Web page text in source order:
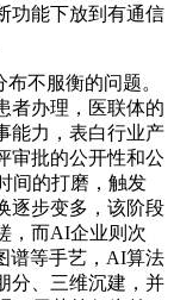
功能下放到有通信
不服衡的问题。
者办理，医联体的
能力，表白行业产
审批的公开性和公
间的打磨，触发
逐步变多，该阶段
，而AI企业则次
谱等手艺，AI算法
分、三维沉建，并